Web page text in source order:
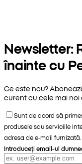
Newsletter:
înainte cu
Ce este nou?
curent cu cele mai noi
Sunt de acord să
produsele sau serviciile
adresa de e-mail furnizată.
Introduceți email-ul